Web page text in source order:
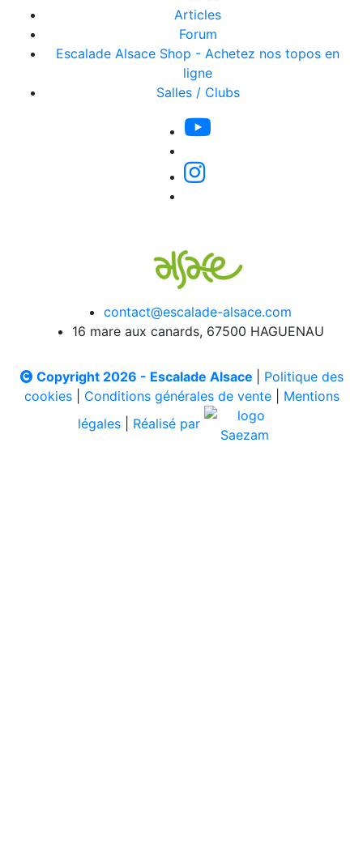
Articles
Forum
Escalade Alsace Shop - Achetez nos topos en
ligne
Salles / Clubs
contact@escalade-alsace.com
16 mare aux canards, 67500 HAGUENAU
Copyright 2026 - Escalade Alsace
Politique des
cookies| Conditions générales de vente| Mentions
légales
Réalisé par